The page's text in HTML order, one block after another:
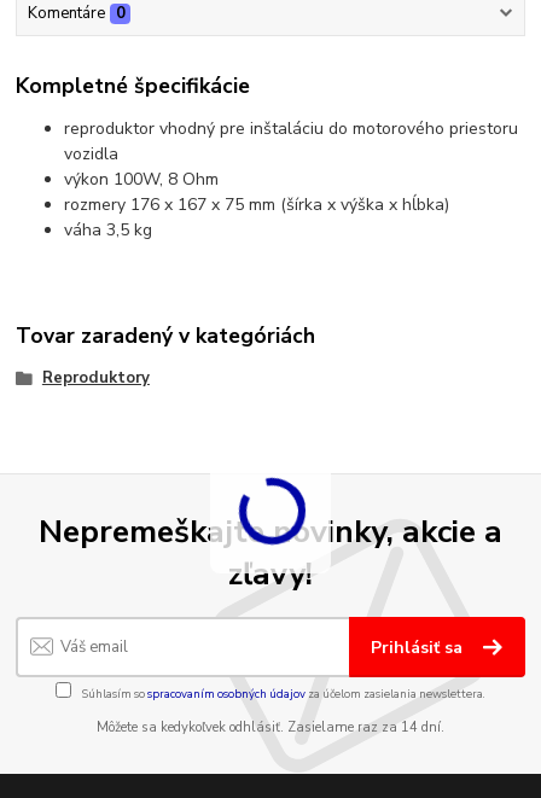
Komentáre 0
Kompletné špecifikácie
reproduktor vhodný pre inštaláciu do motorového priestoru
vozidla
výkon 100W, 8 Ohm
rozmery 176 x 167 x 75 mm (šírka x výška x hĺbka)
váha 3,5 kg
Tovar zaradený v kategóriách
Reproduktory
Nepremeškajte novinky, akcie a
zľavy!
Prihlásiť sa
Súhlasím sospracovaním osobných údajov za účelom zasielania newslettera.
Môžete sa kedykoľvek odhlásiť. Zasielame raz za 14 dní.